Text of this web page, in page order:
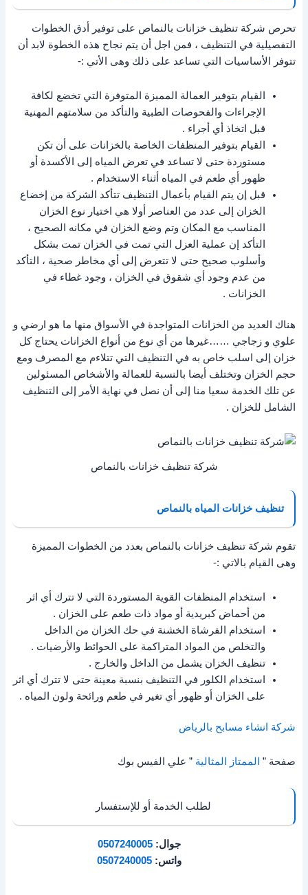
تحرص شركة تنظيف خزانات بالنماص على توفير أدق الخطوات
التفصيلية في التنظيف ، فمن اجل أن يتم نجاح هذه الخطوة لابد أن
تتوفر الأساسيات التي تساعد على ذلك وهى الأتي :-
القيام بتوفير العمالة المميزة المتوفرة التي تخضع لكافة
الإجراءات والفحوصات الطبية والتأكد من سلامتهم المهنية
قبل اتخاذ أي أجراء .
القيام بتوفير المنظفات الخاصة بالخزانات على أن تكن
مستوردة حتى لا تساعد في تعرض المياه إلى الأكسدة أو
ظهور أي طعم في المياه أثناء الاستخدام .
قبل إن يتم القيام بأعمال التنظيف تتأكد الشركة من إخضاع
الخزان إلى عدد من العناصر أولا هي اختيار نوع الخزان
المناسب مع المكان وتم وضع الخزان في مكانه الصحيح ،
التأكد إن عملية العزل التي تمت في الخزان تمت بشكل
وأسلوب صحيح حتى لا تتعرض إلى أي مخاطر صحية ، التأكد
من عدم وجود أي شقوق في الخزان ، وجود غطاء في
الخزانات .
هناك العديد من الخزانات المتواجدة في الأسواق منها ما هو ارضي و
علوي و زجاجي ……غيرها من أي نوع من أنواع الخزانات يحتاج كل
خزان إلى اسلب خاص به في التنظيف التي تتلاءم مع المصرف ومع
حجم الخزان وتختلف أيضا بالنسبة للعمالة والأشخاص المسئولين
عن تلك الخدمة سعيا منا إلى أن نصل في نهاية الأمر إلى التنظيف
الشامل للخزان .
شركة تنظيف خزانات بالنماص
تنظيف خزانات المياه بالنماص
تقوم شركة تنظيف خزانات بالنماص بعدد من الخطوات المميزة
وهى القيام بالاتي :-
استخدام المنظفات القوية المستوردة التي لا تترك أي اثر
من أحماض كبريدية أو مواد ذات طعم على الخزان .
استخدام الفرشاة الخشنة في حك الخزان من الداخل
والتخلص من المواد المتراكمة على الحوائط والأرضيات .
تنظيف الخزان يشمل من الداخل والخارج .
استخدام الكلور في التنظيف بنسبة معينة حتى لا تترك أي اثر
على الخزان أو ظهور أي تغير في طعم ورائحة ولون المياه .
شركة انشاء مسابح بالرياض
صفحة ” الممتاز المثالية ” علي الفيس بوك
لطلب الخدمة أو للإستفسار
جوال:0507240005
واتس:0507240005